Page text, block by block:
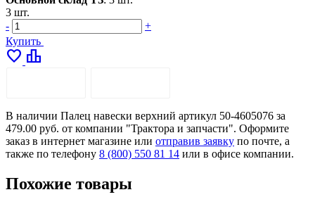
3 шт.
-
+
Купить
favorite leaderboard
В наличии Палец навески верхний артикул 50-4605076 за
479.00 руб. от компании "Трактора и запчасти". Оформите
заказ в интернет магазине или отправив заявку по почте, а
также по телефону 8 (800) 550 81 14 или в офисе компании.
Похожие товары